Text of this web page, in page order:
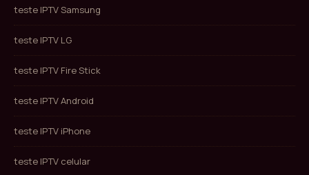
teste IPTV Samsung
teste IPTV LG
teste IPTV Fire Stick
teste IPTV Android
teste IPTV iPhone
teste IPTV celular